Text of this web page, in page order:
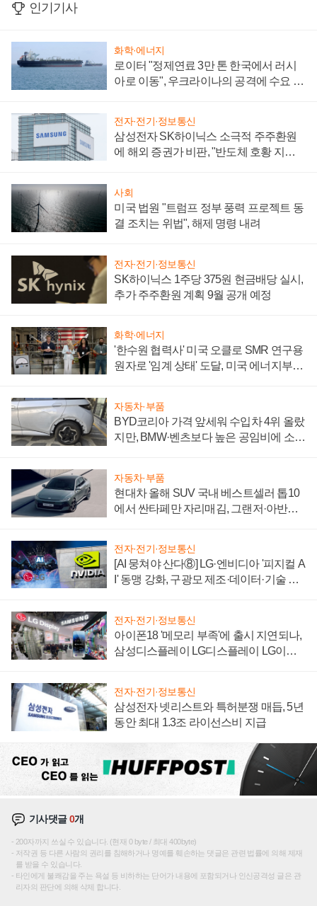
인기기사
화학·에너지
로이터 "정제연료 3만 톤 한국에서 러시
아로 이동", 우크라이나의 공격에 수요 늘
전자·전기·정보통신
삼성전자 SK하이닉스 소극적 주주환원
에 해외 증권가 비판, "반도체 호황 지속
사회
미국 법원 "트럼프 정부 풍력 프로젝트 동
결 조치는 위법", 해제 명령 내려
전자·전기·정보통신
SK하이닉스 1주당 375원 현금배당 실시,
추가 주주환원 계획 9월 공개 예정
화학·에너지
'한수원 협력사' 미국 오클로 SMR 연구용
원자로 '임계 상태' 도달, 미국 에너지부
자동차·부품
BYD코리아 가격 앞세워 수입차 4위 올랐
지만, BMW·벤츠보다 높은 공임비에 소비
자동차·부품
현대차 올해 SUV 국내 베스트셀러 톱10
에서 싼타페만 자리매김, 그랜저·아반떼
전자·전기·정보통신
[AI 뭉쳐야 산다⑧] LG·엔비디아 '피지컬 A
I' 동맹 강화, 구광모 제조·데이터·기술 결
전자·전기·정보통신
아이폰18 '메모리 부족'에 출시 지연되나,
삼성디스플레이 LG디스플레이 LG이노
전자·전기·정보통신
삼성전자 넷리스트와 특허분쟁 매듭, 5년
동안 최대 1.3조 라이선스비 지급
기사댓글0개
200자까지 쓰실 수 있습니다. (현재 0 byte / 최대 400byte)
저작권 등 다른 사람의 권리를 침해하거나 명예를 훼손하는 댓글은 관련 법률에 의해 제재
를 받을 수 있습니다.
타인에게 불쾌감을 주는 욕설 등 비하하는 단어가 내용에 포함되거나 인신공격성 글은 관
리자의 판단에 의해 삭제 합니다.